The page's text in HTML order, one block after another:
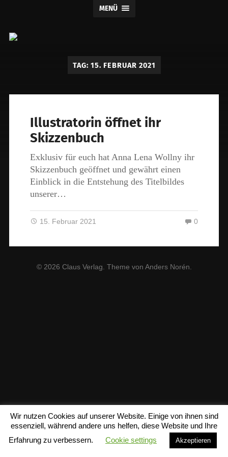
MENÜ
Verlag
TAG: 15. FEBRUAR 2021
Illustratorin öffnet ihr
Skizzenbuch
Exklusiv für euch hat Anna Lena Wollny ihr
Skizzenbuch geöffnet und gewährt einen
Einblick in die Entstehung des Titelbildes
unserer…
15. Februar 2021 0
© 2026 Claus Verlag. Theme von Anders Norén.
Wir nutzen Cookies auf unserer Website. Einige von ihnen sind
essenziell, während andere uns helfen, diese Website und Ihre
Erfahrung zu verbessern.
Cookie settings Akzeptieren